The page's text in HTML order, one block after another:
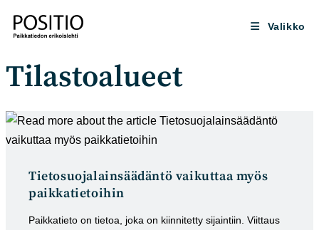
suoraan
sisältöön
Valikko
Tilastoalueet
Tietosuojalainsäädäntö vaikuttaa myös
paikkatietoihin
Paikkatieto on tietoa, joka on kiinnitetty sijaintiin. Viittaus